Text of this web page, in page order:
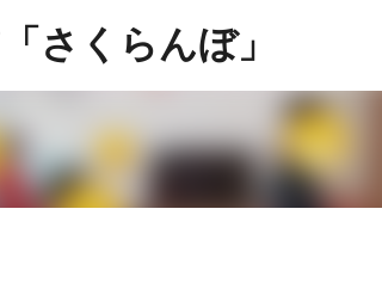
プしてメイン コンテンツに移動
さくらんぼ」